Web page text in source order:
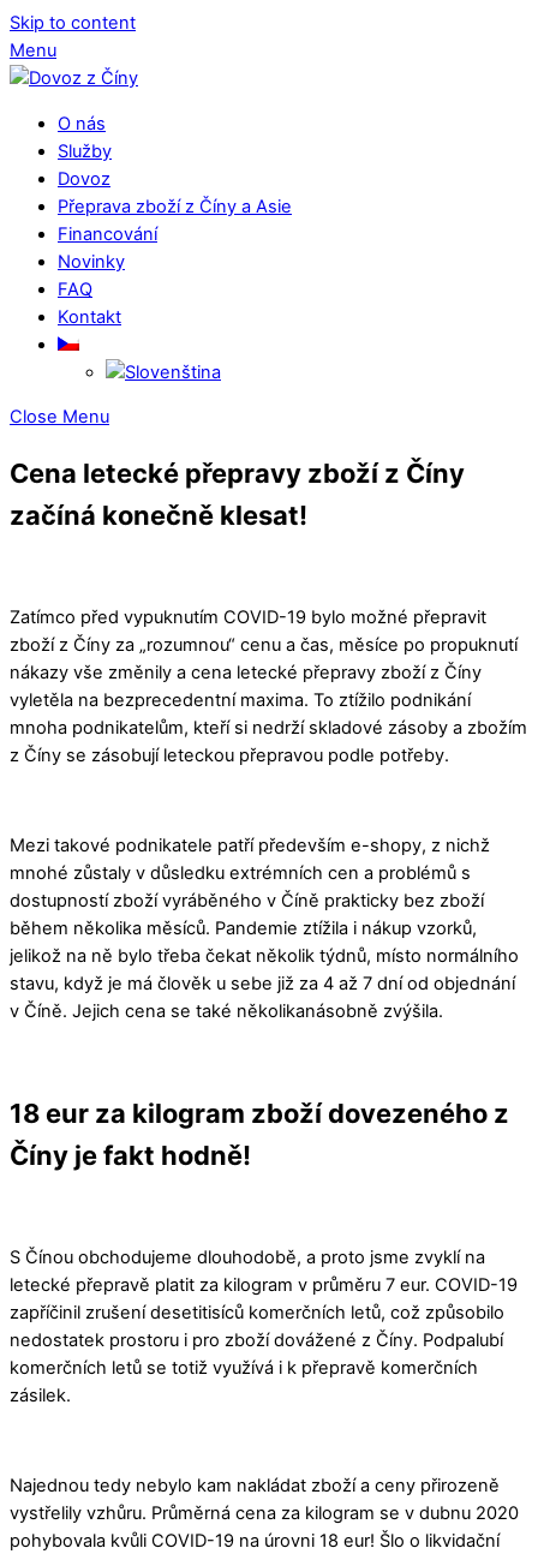
Skip to content
Menu
O nás
Služby
Dovoz
Přeprava zboží z Číny a Asie
Financování
Novinky
FAQ
Kontakt
Close Menu
Cena letecké přepravy zboží z Číny
začíná konečně klesat!
Zatímco před vypuknutím COVID-19 bylo možné přepravit
zboží z Číny za „rozumnou“ cenu a čas, měsíce po propuknutí
nákazy vše změnily a cena letecké přepravy zboží z Číny
vyletěla na bezprecedentní maxima. To ztížilo podnikání
mnoha podnikatelům, kteří si nedrží skladové zásoby a zbožím
z Číny se zásobují leteckou přepravou podle potřeby.
Mezi takové podnikatele patří především e-shopy, z nichž
mnohé zůstaly v důsledku extrémních cen a problémů s
dostupností zboží vyráběného v Číně prakticky bez zboží
během několika měsíců. Pandemie ztížila i nákup vzorků,
jelikož na ně bylo třeba čekat několik týdnů, místo normálního
stavu, když je má člověk u sebe již za 4 až 7 dní od objednání
v Číně. Jejich cena se také několikanásobně zvýšila.
18 eur za kilogram zboží dovezeného z
Číny je fakt hodně!
S Čínou obchodujeme dlouhodobě, a proto jsme zvyklí na
letecké přepravě platit za kilogram v průměru 7 eur. COVID-19
zapříčinil zrušení desetitisíců komerčních letů, což způsobilo
nedostatek prostoru i pro zboží dovážené z Číny. Podpalubí
komerčních letů se totiž využívá i k přepravě komerčních
zásilek.
Najednou tedy nebylo kam nakládat zboží a ceny přirozeně
vystřelily vzhůru. Průměrná cena za kilogram se v dubnu 2020
pohybovala kvůli COVID-19 na úrovni 18 eur! Šlo o likvidační